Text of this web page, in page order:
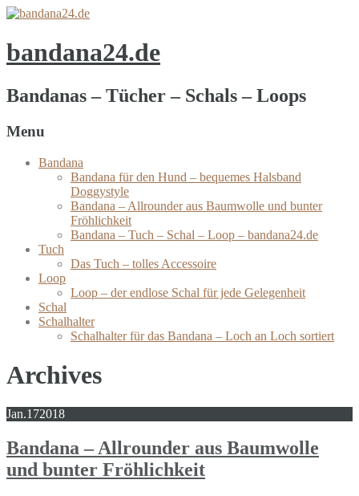
bandana24.de
Bandanas – Tücher – Schals – Loops
Menu
Bandana
Bandana für den Hund – bequemes Halsband
Doggystyle
Bandana – Allrounder aus Baumwolle und bunter
Fröhlichkeit
Bandana – Tuch – Schal – Loop – bandana24.de
Tuch
Das Tuch – tolles Accessoire
Loop
Loop – der endlose Schal für jede Gelegenheit
Schal
Schalhalter
Schalhalter für das Bandana – Loch an Loch sortiert
Archives
Jan.172018
Bandana – Allrounder aus Baumwolle
und bunter Fröhlichkeit